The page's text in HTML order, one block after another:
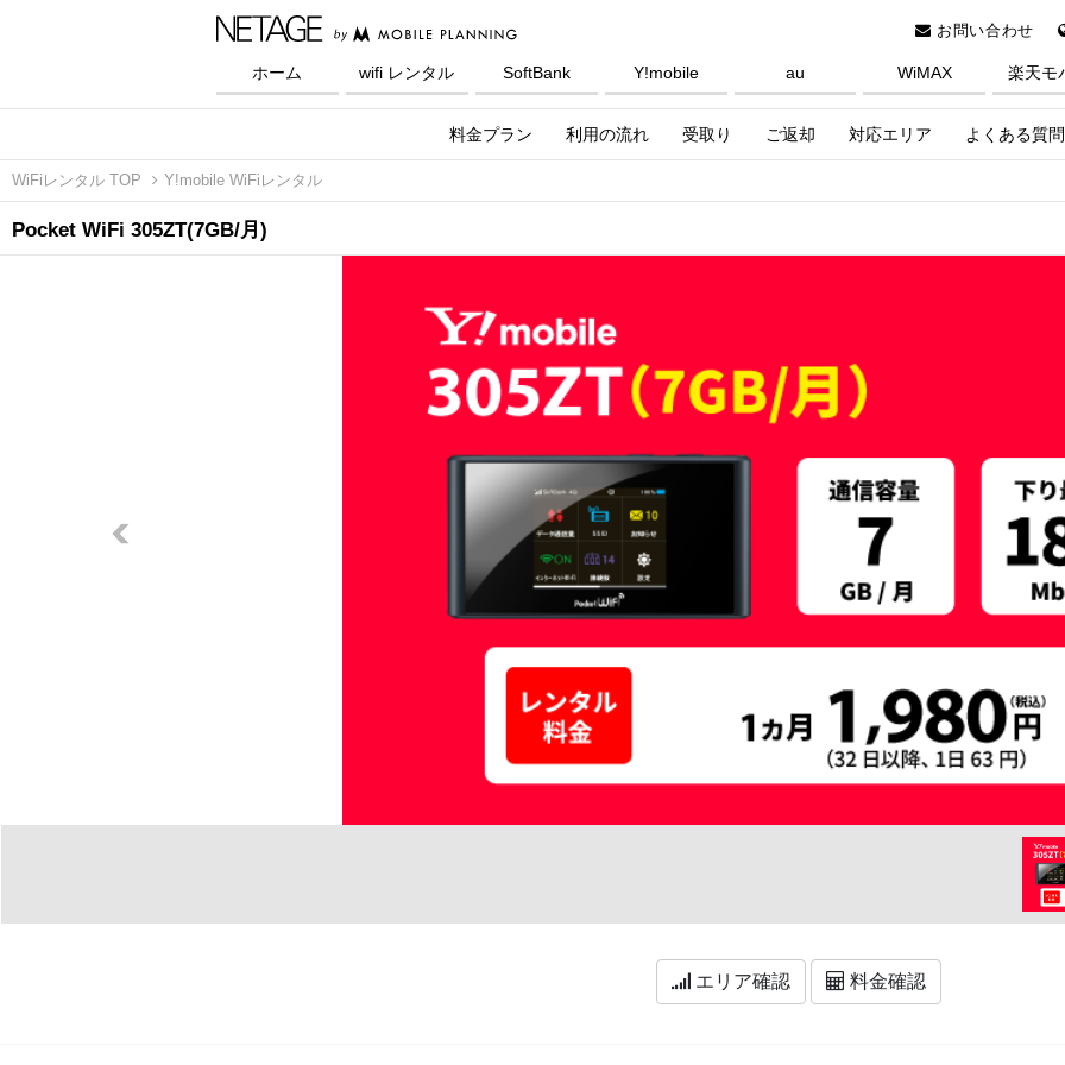
お問い合わせ
ホーム wifi レンタル SoftBank Y!mobile au WiMAX 楽天モ
料金プラン 利用の流れ 受取り ご返却 対応エリア よくある質問
WiFiレンタル TOP Y!mobile WiFiレンタル
Pocket WiFi 305ZT(7GB/月)
Previous
エリア確認 料金確認